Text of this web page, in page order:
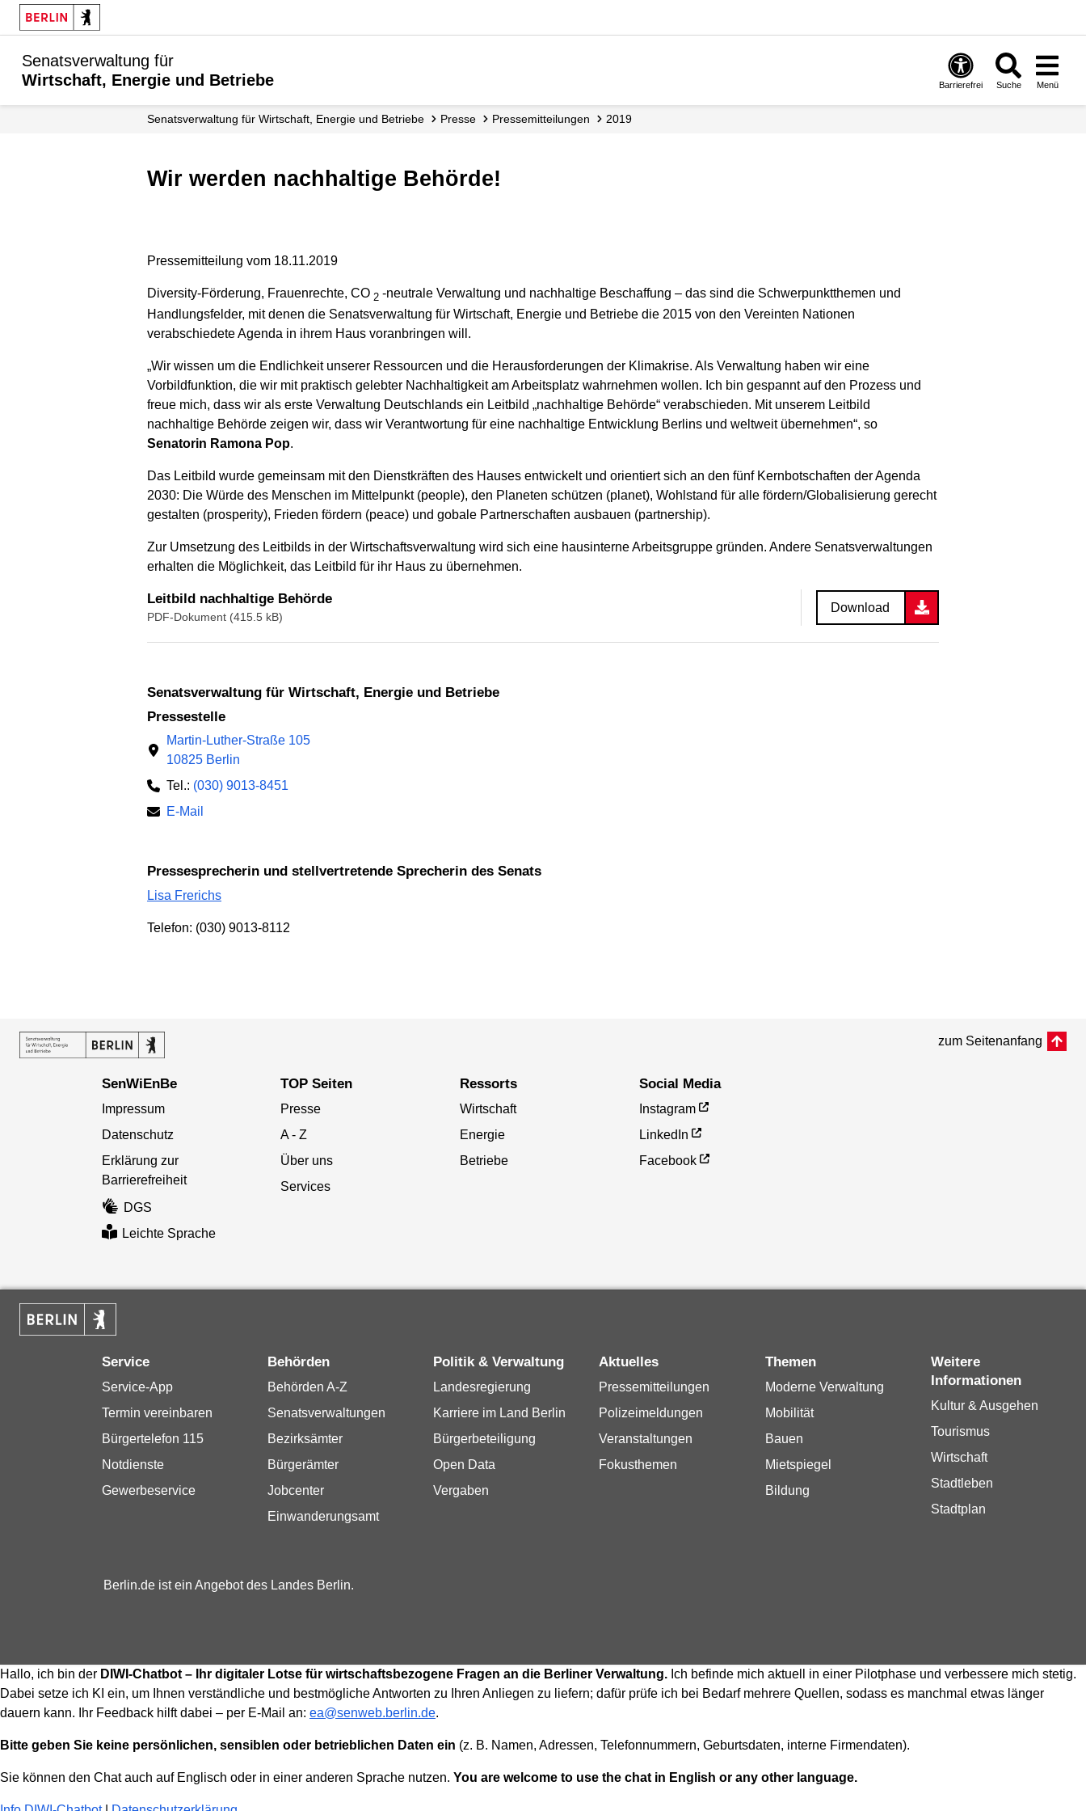
Senatsverwaltung für
Wirtschaft, Energie und Betriebe
Barrierefrei Suche Menü
Senats­verwaltung für Wirtschaft, Energie und Betriebe Presse Presse­mitteilungen 2019
Wir werden nachhaltige Behörde!
Pressemitteilung vom 18.11.2019
Diversity-Förderung, Frauenrechte, CO 2 -neutrale Verwaltung und nachhaltige Beschaffung – das sind die Schwerpunktthemen und
Handlungsfelder, mit denen die Senatsverwaltung für Wirtschaft, Energie und Betriebe die 2015 von den Vereinten Nationen
verabschiedete Agenda in ihrem Haus voranbringen will.
„Wir wissen um die Endlichkeit unserer Ressourcen und die Herausforderungen der Klimakrise. Als Verwaltung haben wir eine
Vorbildfunktion, die wir mit praktisch gelebter Nachhaltigkeit am Arbeitsplatz wahrnehmen wollen. Ich bin gespannt auf den Prozess und
freue mich, dass wir als erste Verwaltung Deutschlands ein Leitbild „nachhaltige Behörde“ verabschieden. Mit unserem Leitbild
nachhaltige Behörde zeigen wir, dass wir Verantwortung für eine nachhaltige Entwicklung Berlins und weltweit übernehmen“, so
Senatorin Ramona Pop.
Das Leitbild wurde gemeinsam mit den Dienstkräften des Hauses entwickelt und orientiert sich an den fünf Kernbotschaften der Agenda
2030: Die Würde des Menschen im Mittelpunkt (people), den Planeten schützen (planet), Wohlstand für alle fördern/Globalisierung gerecht
gestalten (prosperity), Frieden fördern (peace) und gobale Partnerschaften ausbauen (partnership).
Zur Umsetzung des Leitbilds in der Wirtschaftsverwaltung wird sich eine hausinterne Arbeitsgruppe gründen. Andere Senatsverwaltungen
erhalten die Möglichkeit, das Leitbild für ihr Haus zu übernehmen.
Leitbild nachhaltige Behörde
PDF-Dokument (415.5 kB)
Download
Senatsverwaltung für Wirtschaft, Energie und Betriebe
Pressestelle
Martin-Luther-Straße 105
10825 Berlin
Tel.: (030) 9013-8451
E-Mail
Pressesprecherin und stellvertretende Sprecherin des Senats
Lisa Frerichs
Telefon: (030) 9013-8112
zum Seitenanfang
SenWiEnBe
Impressum
Datenschutz
Erklärung zur
Barrierefreiheit
DGS
Leichte Sprache
TOP Seiten
Presse
A - Z
Über uns
Services
Ressorts
Wirtschaft
Energie
Betriebe
Social Media
Instagram
LinkedIn
Facebook
Service
Service-App
Termin vereinbaren
Bürgertelefon 115
Notdienste
Gewerbeservice
Behörden
Behörden A-Z
Senatsverwaltungen
Bezirksämter
Bürgerämter
Jobcenter
Einwanderungsamt
Politik & Verwaltung
Landesregierung
Karriere im Land Berlin
Bürgerbeteiligung
Open Data
Vergaben
Aktuelles
Pressemitteilungen
Polizeimeldungen
Veranstaltungen
Fokusthemen
Themen
Moderne Verwaltung
Mobilität
Bauen
Mietspiegel
Bildung
Weitere
Informationen
Kultur & Ausgehen
Tourismus
Wirtschaft
Stadtleben
Stadtplan
Berlin.de ist ein Angebot des Landes Berlin.
Hallo, ich bin der DIWI-Chatbot – Ihr digitaler Lotse für wirtschaftsbezogene Fragen an die Berliner Verwaltung. Ich befinde mich aktuell in einer Pilotphase und verbessere mich stetig.
Dabei setze ich KI ein, um Ihnen verständliche und bestmögliche Antworten zu Ihren Anliegen zu liefern; dafür prüfe ich bei Bedarf mehrere Quellen, sodass es manchmal etwas länger
dauern kann. Ihr Feedback hilft dabei – per E-Mail an: ea@senweb.berlin.de.
Bitte geben Sie keine persönlichen, sensiblen oder betrieblichen Daten ein (z. B. Namen, Adressen, Telefonnummern, Geburtsdaten, interne Firmendaten).
Sie können den Chat auch auf Englisch oder in einer anderen Sprache nutzen. You are welcome to use the chat in English or any other language.